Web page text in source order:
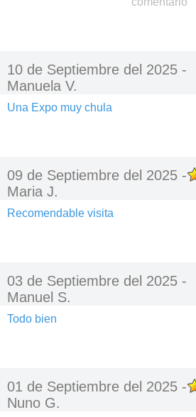
10 de Septiembre del 2025 -
Manuela V.
Una Expo muy chula
09 de Septiembre del 2025 -
Maria J.
Recomendable visita
03 de Septiembre del 2025 -
Manuel S.
Todo bien
01 de Septiembre del 2025 -
Nuno G.